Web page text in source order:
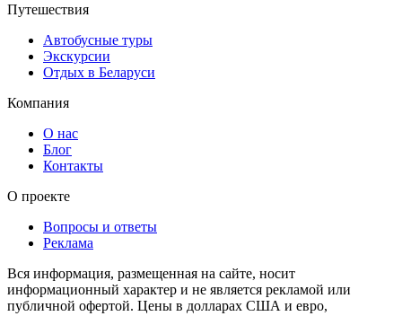
Путешествия
Автобусные туры
Экскурсии
Отдых в Беларуси
Компания
О нас
Блог
Контакты
О проекте
Вопросы и ответы
Реклама
Вся информация, размещенная на сайте, носит
информационный характер и не является рекламой или
публичной офертой. Цены в долларах США и евро,